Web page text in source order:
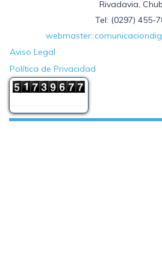
Rivadavia,
Tel: (0297) 455-
Aviso Legal
Política de Privacidad